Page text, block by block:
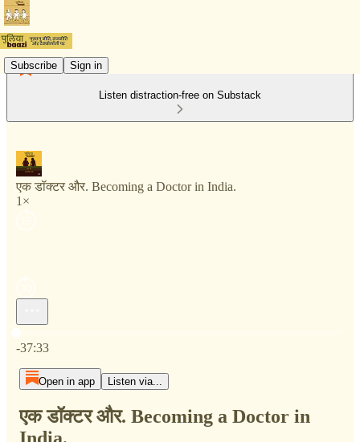
Subscribe Sign in
Listen distraction-free on Substack
एक डॉक्टर और. Becoming a Doctor in India.
1×
-37:33
Open in app Listen via...
एक डॉक्टर और. Becoming a Doctor in